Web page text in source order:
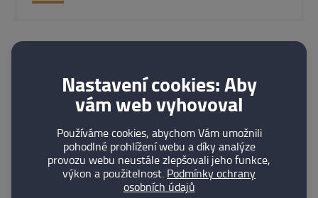
HOBES s.r.o.
HORNÍ BENEŠOV
DETAIL
Nastavení cookies: Aby
vám web vyhovoval
Používáme cookies, abychom Vám umožnili
pohodlné prohlížení webu a díky analýze
provozu webu neustále zlepšovali jeho funkce,
výkon a použitelnost.Podmínky ochrany
osobních údajů